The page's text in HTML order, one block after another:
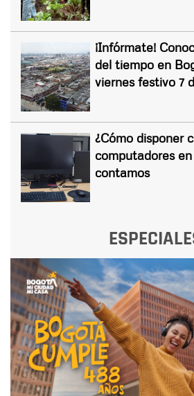
¡Infórmate!
del tiempo en
viernes festivo 7
¿Cómo disponer
computadores en
contamos